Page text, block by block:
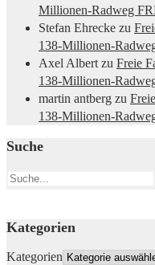
Millionen-Radweg
Stefan Ehrecke zu
138-Millionen-
Axel Albert zu Freie
138-Millionen-
martin antberg zu
138-Millionen-
Suche
Kategorien
Kategorien